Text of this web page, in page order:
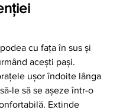
cu fața în sus și
acești pași.
ușor îndoite lânga
le să se așeze într-o
Extinde